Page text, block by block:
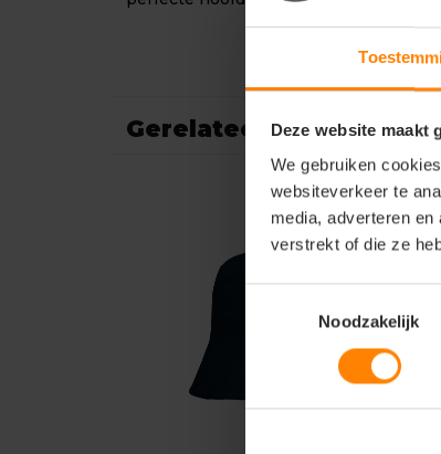
Deze website maakt
We gebruiken
websiteverkeer te
media, adverteren
verstrekt of die ze
Noodzakelijk
Gerelateerde